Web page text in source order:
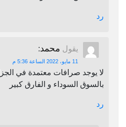
رد
يقول محمد:
11 مايو، 2022 الساعة 5:36 م
لا يوجد صرافات معتمدة في
بالسوق السوداء و الفارق كبير
رد